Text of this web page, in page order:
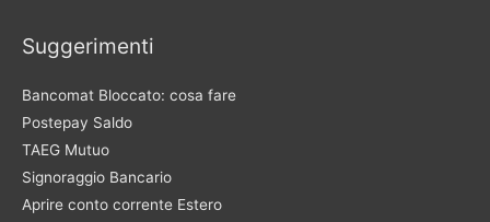
Suggerimenti
Bancomat Bloccato: cosa fare
Postepay Saldo
TAEG Mutuo
Signoraggio Bancario
Aprire conto corrente Estero